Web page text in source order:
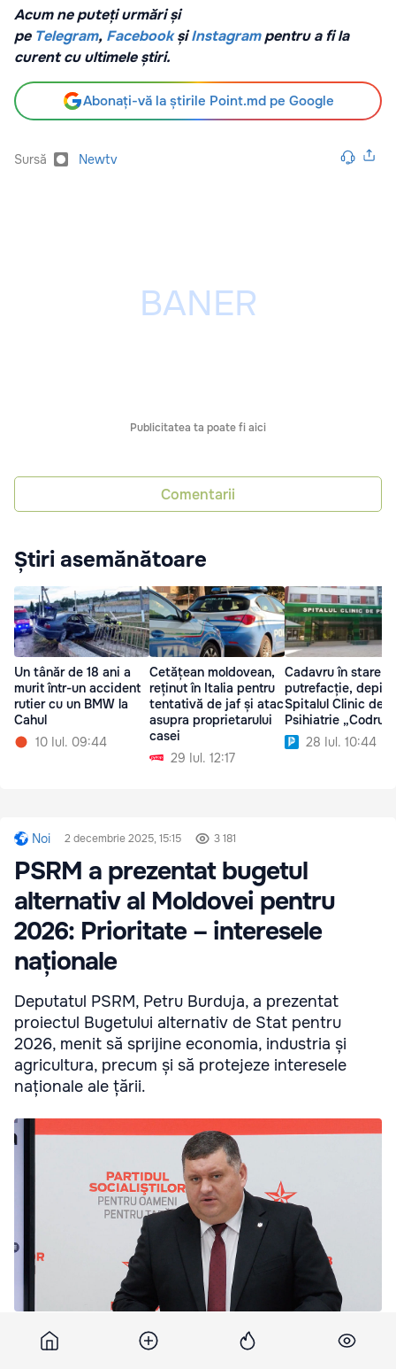
Acum ne puteți urmări și
pe Telegram, FacebookșiInstagrampentru a fi la
curent cu ultimele știri.
Abonați-vă la știrile Point.md pe Google
Sursă Newtv
Publicitatea ta poate fi aici
Comentarii
Știri asemănătoare
Un tânăr de 18 ani a
murit într-un accident
rutier cu un BMW la
Cahul
10 Iul. 09:44
Cetățean moldovean,
reținut în Italia pentru
tentativă de jaf și atac
asupra proprietarului
casei
29 Iul. 12:17
Cadavru în stare
putrefacție,
Spitalul Clinic de
Psihiatrie „Codru”
28 Iul. 10:44
Noi 2 decembrie 2025, 15:15 3 181
PSRM a prezentat bugetul
alternativ al Moldovei pentru
2026: Prioritate – interesele
naționale
Deputatul PSRM, Petru Burduja, a prezentat
proiectul Bugetului alternativ de Stat pentru
2026, menit să sprijine economia, industria și
agricultura, precum și să protejeze interesele
naționale ale țării.
PSRM a prezentat bugetul alternativ al Moldovei pentru 2026:
Prioritate – interesele naționale.